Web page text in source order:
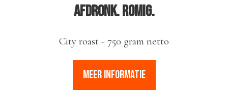
afdronk. Romig.
City roast - 750 gram netto
MEER INFORMATIE